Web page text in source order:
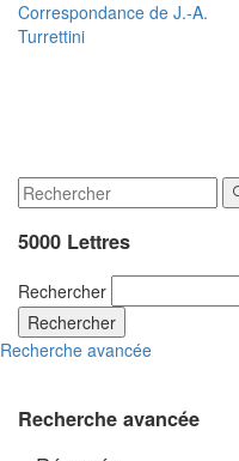
Correspondance de J.-A.
Turrettini
5000 Lettres
Rechercher
Rechercher
Recherche avancée
Recherche avancée